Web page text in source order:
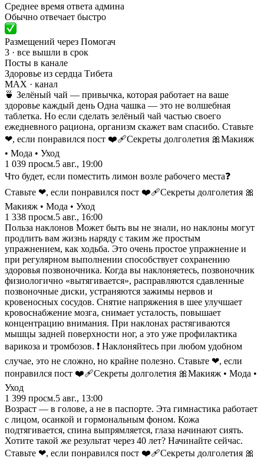
Среднее время ответа админа
Обычно отвечает быстро
Размещений через Помогач
3 · все вышли в срок
Посты в канале
Здоровье из сердца Тибета
MAX · канал
🍵 Зелёный чай — привычка, которая работает на ваше
здоровье каждый день Одна чашка — это не волшебная
таблетка. Но если сделать зелёный чай частью своего
ежедневного рациона, организм скажет вам спасибо. Ставьте
❤, если понравился пост ❤️‍🩹Секреты долголетия 🎀Макияж
• Мода • Уход
1 039 просм.5 авг., 19:00
Что будет, если поместить лимон возле рабочего места❓
Ставьте ❤, если понравился пост ❤️‍🩹Секреты долголетия 🎀
Макияж • Мода • Уход
1 338 просм.5 авг., 16:00
Польза наклонов Может быть вы не знали, но наклоны могут
продлить вам жизнь наряду с таким же простым
упражнением, как ходьба. Это очень простое упражнение и
при регулярном выполнении способствует сохранению
здоровья позвоночника. Когда вы наклоняетесь, позвоночник
физиологично «вытягивается», расправляются сдавленные
позвоночные диски, устраняются зажимы нервов и
кровеносных сосудов. Снятие напряжения в шее улучшает
кровоснабжение мозга, снимает усталость, повышает
концентрацию внимания. При наклонах растягиваются
мышцы задней поверхности ног, а это уже профилактика
варикоза и тромбозов. ❗️ Наклоняйтесь при любом удобном
случае, это не сложно, но крайне полезно. Ставьте ❤, если
понравился пост ❤️‍🩹Секреты долголетия 🎀Макияж • Мода •
Уход
1 399 просм.5 авг., 13:00
Возраст — в голове, а не в паспорте. Эта гимнастика работает
с лицом, осанкой и гормональным фоном. Кожа
подтягивается, спина выпрямляется, глаза начинают сиять.
Хотите такой же результат через 40 лет? Начинайте сейчас.
Ставьте ❤, если понравился пост ❤️‍🩹Секреты долголетия 🎀